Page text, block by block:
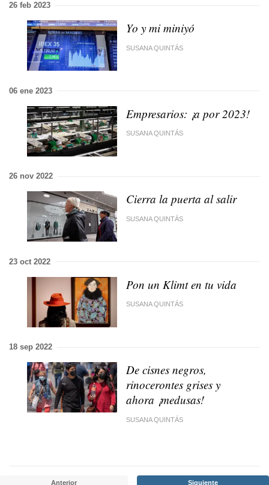
26 feb 2023
Yo y mi miniyó
SUSANA QUINTÁS
06 ene 2023
Empresarios: ¡a por 2023!
SUSANA QUINTÁS
26 nov 2022
Cierra la puerta al salir
SUSANA QUINTÁS
23 oct 2022
Pon un Klimt en tu vida
SUSANA QUINTÁS
18 sep 2022
De cisnes negros,
rinocerontes grises y
ahora ¡medusas!
SUSANA QUINTÁS
Anterior Siguiente